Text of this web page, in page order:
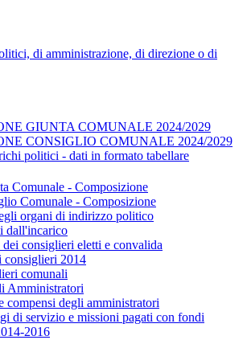
di amministrazione, di direzione o di
GIUNTA COMUNALE 2024/2029
CONSIGLIO COMUNALE 2024/2029
politici - dati in formato tabellare
Comunale - Composizione
Comunale - Composizione
organi di indirizzo politico
dall'incarico
dei consiglieri eletti e convalida
consiglieri 2014
comunali
Amministratori
compensi degli amministratori
di servizio e missioni pagati con fondi
2016